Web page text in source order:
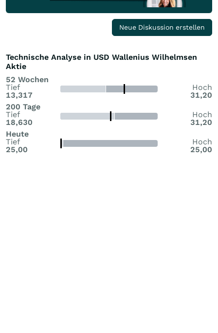
Neue Diskussion erstellen
Technische Analyse in USD Wallenius Wilhelmsen
Aktie
52 Wochen
Tief
13,317
Hoch
31,20
200 Tage
Tief
18,630
Hoch
31,20
Heute
Tief
25,00
Hoch
25,00